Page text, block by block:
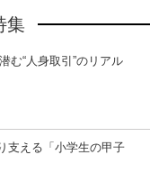
集
む“人身取引”のリアル
支える「小学生の甲子